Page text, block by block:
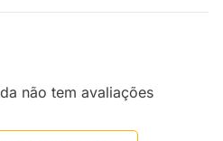
não tem avaliações